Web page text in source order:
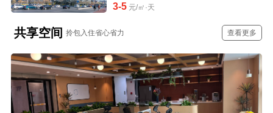
3-5元/㎡·天
共享空间 拎包入住省心省力 查看更多